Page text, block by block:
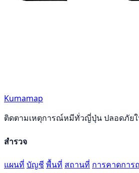
Kumamap
ติดตามเหตุการณ์หมีทั่วญี่ปุ่น ปลอดภัยใ
สำรวจ
แผนที่ บัญชี พื้นที่ สถานที่ การคาดกา